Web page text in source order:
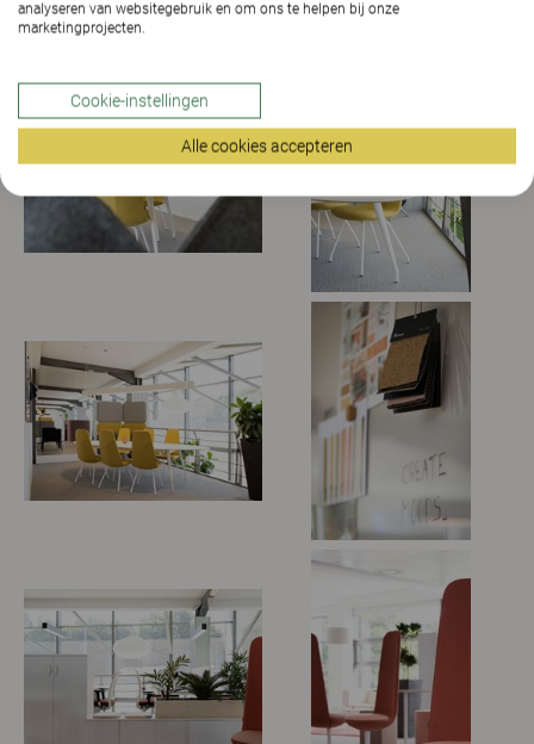
analyseren van websitegebruik en om ons te helpen bij onze
marketingprojecten.
Cookie-instellingen
Alle cookies accepteren